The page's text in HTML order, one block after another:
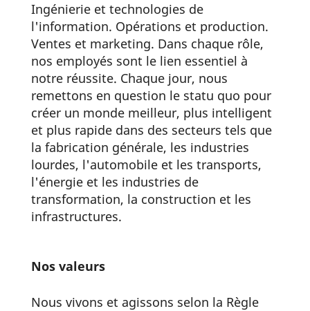
Ingénierie et technologies de
l'information. Opérations et production.
Ventes et marketing. Dans chaque rôle,
nos employés sont le lien essentiel à
notre réussite. Chaque jour, nous
remettons en question le statu quo pour
créer un monde meilleur, plus intelligent
et plus rapide dans des secteurs tels que
la fabrication générale, les industries
lourdes, l'automobile et les transports,
l'énergie et les industries de
transformation, la construction et les
infrastructures.
Nos valeurs
Nous vivons et agissons selon la Règle